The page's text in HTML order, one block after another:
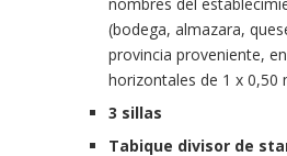
nombres del
(bodega, almazara,
provincia proveniente,
horizontales de 1 x 0,50
3 sillas
Tabique divisor de